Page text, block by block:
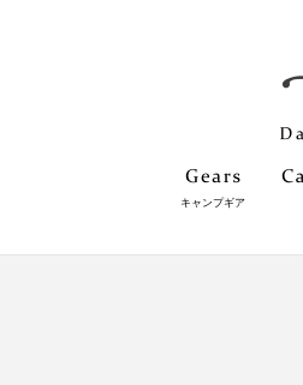
キャンプギア